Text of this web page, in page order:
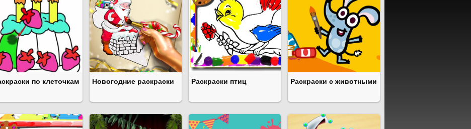
по клеточкам Новогодние раскраски Раскраски птиц Раскраски с животными